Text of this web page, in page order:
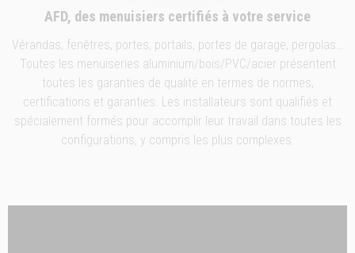
AFD, des menuisiers certifiés à votre service
Vérandas, fenêtres, portes, portails, portes de garage, pergolas…
Toutes les menuiseries aluminium/bois/PVC/acier présentent
toutes les garanties de qualité en termes de normes,
certifications et garanties. Les installateurs sont qualifiés et
spécialement formés pour accomplir leur travail dans toutes les
configurations, y compris les plus complexes.